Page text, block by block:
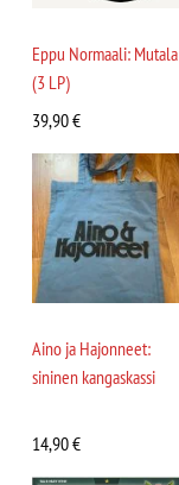
Eppu Normaali: Mutala
(3 LP)
39,90€
Aino ja Hajonneet:
sininen kangaskassi
14,90€